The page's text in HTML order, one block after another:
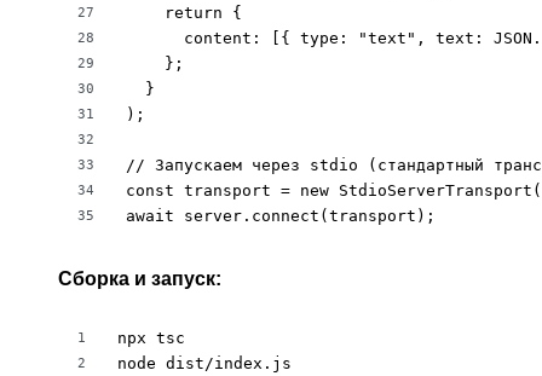
27
28
29
30
31
32
33
34
35
    return {
content: [{ type: "text", text:
    };
  }
);
// Запускаем через stdio (стандартный
const transport = new
await server.connect(transport);
Сборка и запуск:
1
2
npx tsc
node dist/index.js